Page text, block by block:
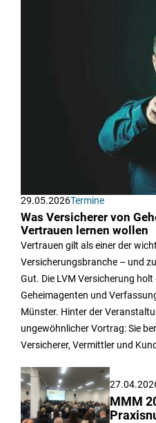
29.05.2026Termine
Was Versicherer von
Vertrauen lernen wollen
Vertrauen gilt als einer der
Versicherungsbranche – und
Gut. Die LVM Versicherung
Geheimagenten und
Münster. Hinter der
ungewöhnlicher Vortrag: Sie
Versicherer, Vermittler und
MMM